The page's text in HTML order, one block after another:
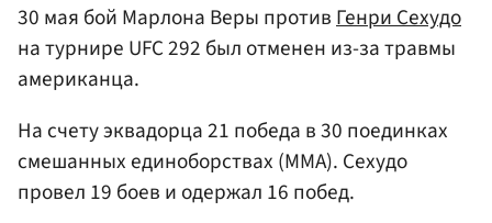
30 мая бой Марлона Веры против Генри Сехудо
на турнире UFC 292 был отменен из-за травмы
американца.
На счету эквадорца 21 победа в 30 поединках
смешанных единоборствах (ММА). Сехудо
провел 19 боев и одержал 16 побед.